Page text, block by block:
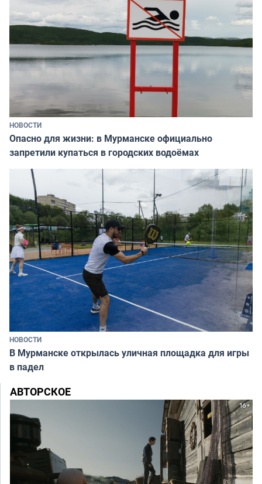
НОВОСТИ
Опасно для жизни: в Мурманске официально
запретили купаться в городских водоёмах
НОВОСТИ
В Мурманске открылась уличная площадка для игры
в падел
АВТОРСКОЕ